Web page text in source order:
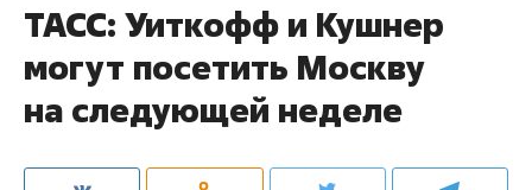
ТАСС: Уиткофф и Кушнер
могут посетить Москву
на следующей неделе